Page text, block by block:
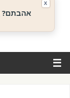
אהבתם?
X